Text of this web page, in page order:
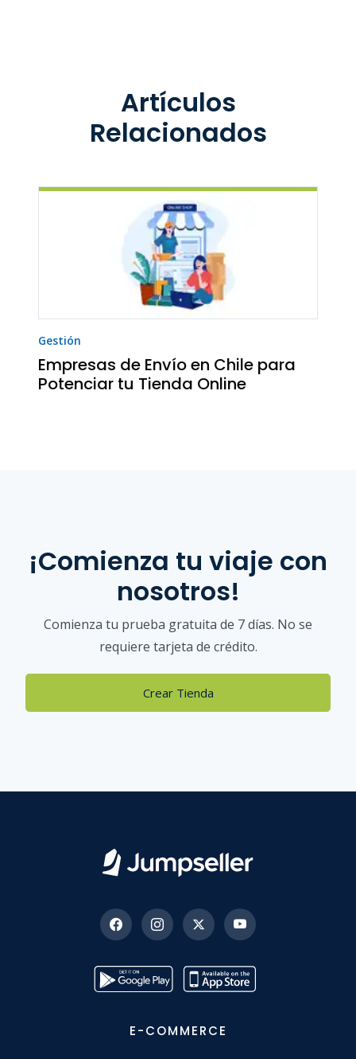
Artículos
Relacionados
Gestión
Empresas de Envío en Chile para
Potenciar tu Tienda Online
¡Comienza tu viaje con
nosotros!
Comienza tu prueba gratuita de 7 días. No se
requiere tarjeta de crédito.
Crear Tienda
E-COMMERCE